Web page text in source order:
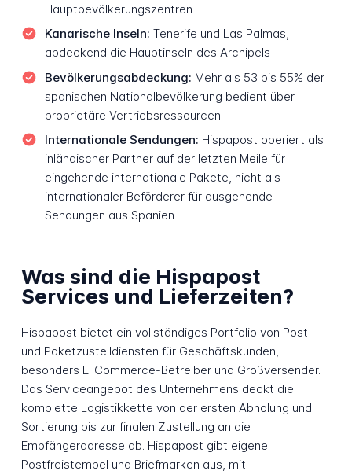
Hauptbevölkerungszentren
Kanarische Inseln: Tenerife und Las Palmas,
abdeckend die Hauptinseln des Archipels
Bevölkerungsabdeckung: Mehr als 53 bis 55% der
spanischen Nationalbevölkerung bedient über
proprietäre Vertriebsressourcen
Internationale Sendungen: Hispapost operiert als
inländischer Partner auf der letzten Meile für
eingehende internationale Pakete, nicht als
internationaler Beförderer für ausgehende
Sendungen aus Spanien
Was sind die Hispapost
Services und Lieferzeiten?
Hispapost bietet ein vollständiges Portfolio von Post-
und Paketzustelldiensten für Geschäftskunden,
besonders E-Commerce-Betreiber und Großversender.
Das Serviceangebot des Unternehmens deckt die
komplette Logistikkette von der ersten Abholung und
Sortierung bis zur finalen Zustellung an die
Empfängeradresse ab. Hispapost gibt eigene
Postfreistempel und Briefmarken aus, mit